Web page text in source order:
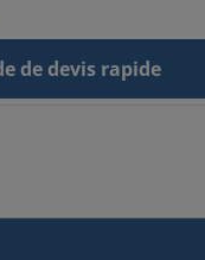
de devis rapide